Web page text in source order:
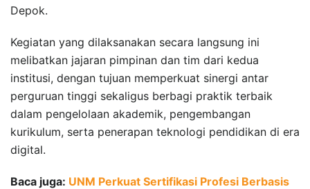
Depok.
Kegiatan yang dilaksanakan secara langsung ini
melibatkan jajaran pimpinan dan tim dari kedua
institusi, dengan tujuan memperkuat sinergi antar
perguruan tinggi sekaligus berbagi praktik terbaik
dalam pengelolaan akademik, pengembangan
kurikulum, serta penerapan teknologi pendidikan di era
digital.
Baca juga: UNM Perkuat Sertifikasi Profesi Berbasis